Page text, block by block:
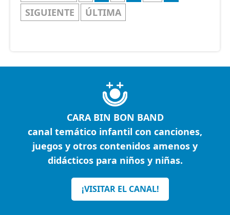
SIGUIENTE
ÚLTIMA
CARA BIN BON BAND
canal temático infantil con canciones,
juegos y otros contenidos amenos y
didácticos para niños y niñas.
¡VISITAR EL CANAL!